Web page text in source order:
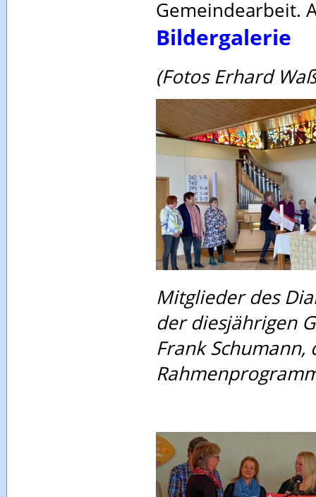
Gemeindearbeit.
Bildergalerie
(Fotos Erhard
Mitglieder des
der diesjährigen
Frank